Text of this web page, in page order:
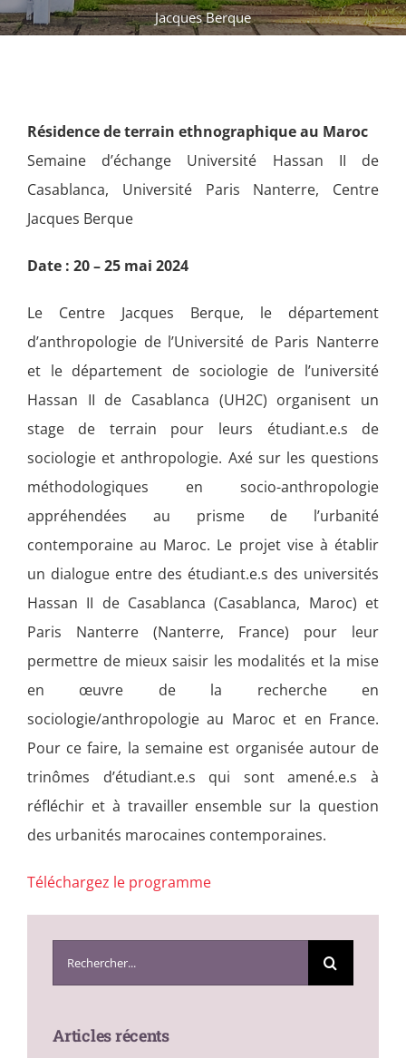
Jacques Berque
Résidence de terrain ethnographique au Maroc
Semaine d’échange Université Hassan II de
Casablanca, Université Paris Nanterre, Centre
Jacques Berque
Date : 20 – 25 mai 2024
Le Centre Jacques Berque, le département
d’anthropologie de l’Université de Paris Nanterre
et le département de sociologie de l’université
Hassan II de Casablanca (UH2C) organisent un
stage de terrain pour leurs étudiant.e.s de
sociologie et anthropologie. Axé sur les questions
méthodologiques en socio-anthropologie
appréhendées au prisme de l’urbanité
contemporaine au Maroc. Le projet vise à établir
un dialogue entre des étudiant.e.s des universités
Hassan II de Casablanca (Casablanca, Maroc) et
Paris Nanterre (Nanterre, France) pour leur
permettre de mieux saisir les modalités et la mise
en œuvre de la recherche en
sociologie/anthropologie au Maroc et en France.
Pour ce faire, la semaine est organisée autour de
trinômes d’étudiant.e.s qui sont amené.e.s à
réfléchir et à travailler ensemble sur la question
des urbanités marocaines contemporaines.
Téléchargez le programme
Search
for:
Articles récents